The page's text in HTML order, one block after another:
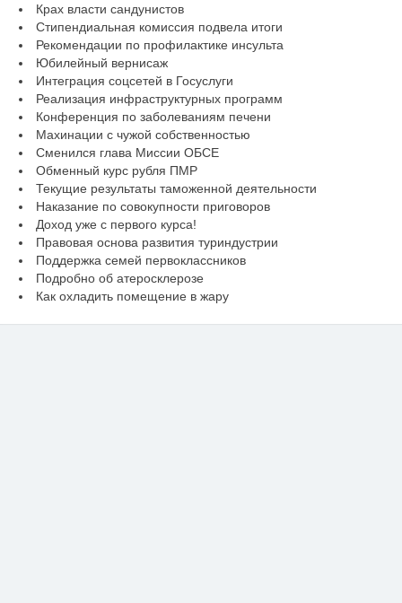
Крах власти сандунистов
Стипендиальная комиссия подвела итоги
Рекомендации по профилактике инсульта
Юбилейный вернисаж
Интеграция соцсетей в Госуслуги
Реализация инфраструктурных программ
Конференция по заболеваниям печени
Махинации с чужой собственностью
Сменился глава Миссии ОБСЕ
Обменный курс рубля ПМР
Текущие результаты таможенной деятельности
Наказание по совокупности приговоров
Доход уже с первого курса!
Правовая основа развития туриндустрии
Поддержка семей первоклассников
Подробно об атеросклерозе
Как охладить помещение в жару